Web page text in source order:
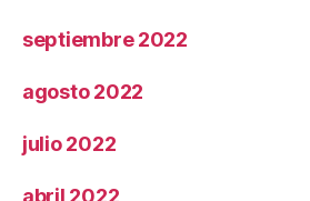
septiembre 2022
agosto 2022
julio 2022
abril 2022